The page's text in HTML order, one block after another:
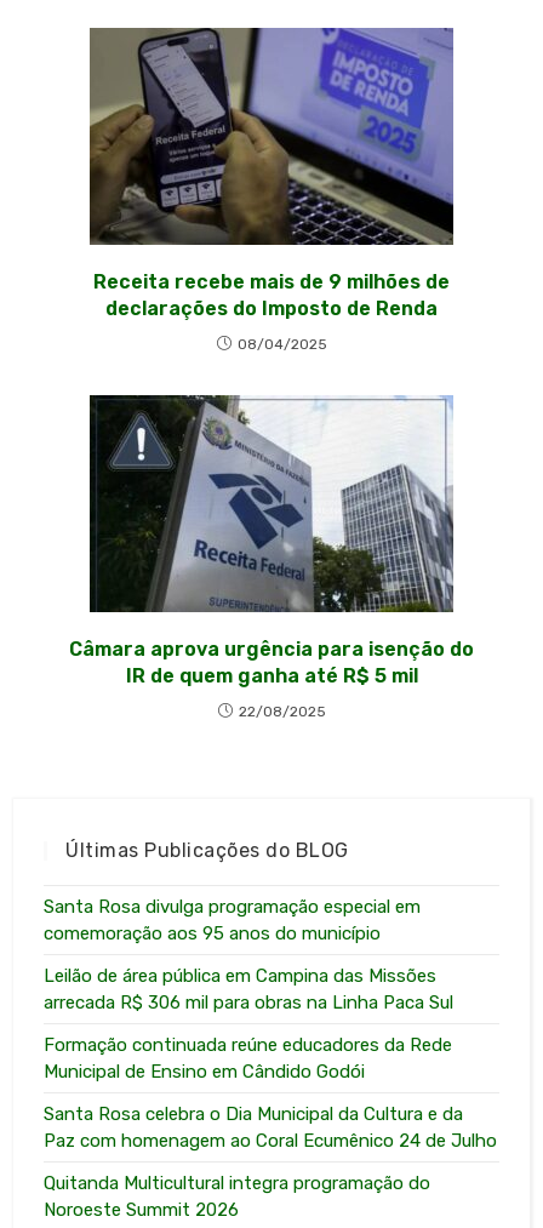
Receita recebe mais de 9 milhões de
declarações do Imposto de Renda
08/04/2025
Câmara aprova urgência para isenção do
IR de quem ganha até R$ 5 mil
22/08/2025
Últimas Publicações do BLOG
Santa Rosa divulga programação especial em
comemoração aos 95 anos do município
Leilão de área pública em Campina das Missões
arrecada R$ 306 mil para obras na Linha Paca Sul
Formação continuada reúne educadores da Rede
Municipal de Ensino em Cândido Godói
Santa Rosa celebra o Dia Municipal da Cultura e da
Paz com homenagem ao Coral Ecumênico 24 de Julho
Quitanda Multicultural integra programação do
Noroeste Summit 2026